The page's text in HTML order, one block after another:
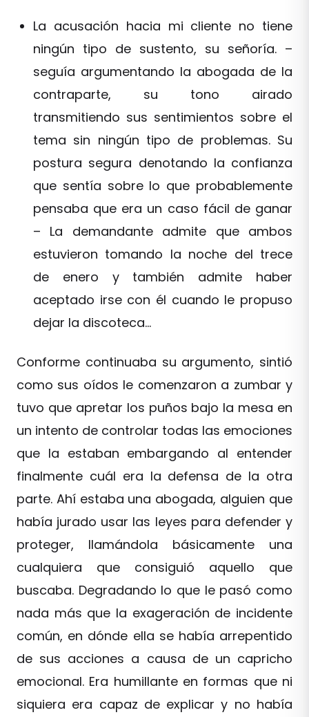
La acusación hacia mi cliente no tiene
ningún tipo de sustento, su señoría. –
seguía argumentando la abogada de la
contraparte, su tono airado
transmitiendo sus sentimientos sobre el
tema sin ningún tipo de problemas. Su
postura segura denotando la confianza
que sentía sobre lo que probablemente
pensaba que era un caso fácil de ganar
– La demandante admite que ambos
estuvieron tomando la noche del trece
de enero y también admite haber
aceptado irse con él cuando le propuso
dejar la discoteca…
Conforme continuaba su argumento, sintió
como sus oídos le comenzaron a zumbar y
tuvo que apretar los puños bajo la mesa en
un intento de controlar todas las emociones
que la estaban embargando al entender
finalmente cuál era la defensa de la otra
parte. Ahí estaba una abogada, alguien que
había jurado usar las leyes para defender y
proteger, llamándola básicamente una
cualquiera que consiguió aquello que
buscaba. Degradando lo que le pasó como
nada más que la exageración de incidente
común, en dónde ella se había arrepentido
de sus acciones a causa de un capricho
emocional. Era humillante en formas que ni
siquiera era capaz de explicar y no había